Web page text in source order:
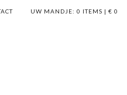
UW MANDJE: 0 ITEMS | € 0